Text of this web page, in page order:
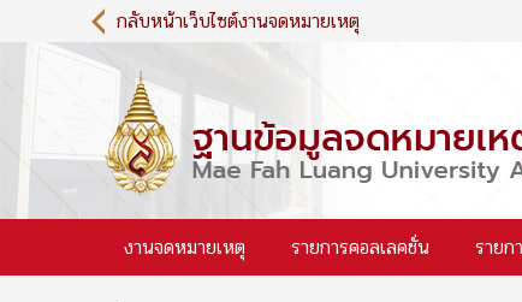
i
c
กลับหน้าเว็บไซต์งานจดหมายเหตุ
งานจดหมายเหตุ รายการคอลเลคชั่น รายก